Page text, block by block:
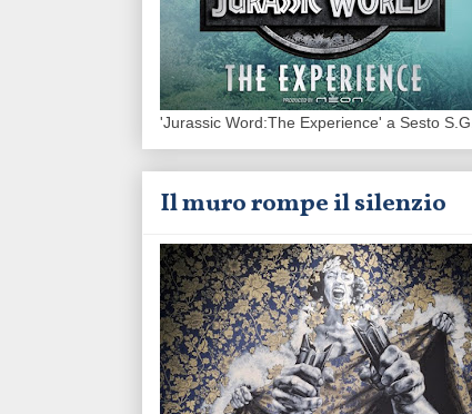
'Jurassic Word:The Experience' a Sesto S.G.
Il muro rompe il silenzio